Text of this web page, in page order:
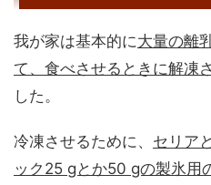
我が家は基本的に大量の離
て、食べさせるときに解凍
した。
冷凍させるために、 セリア
ック25 gとか50 gの製氷用